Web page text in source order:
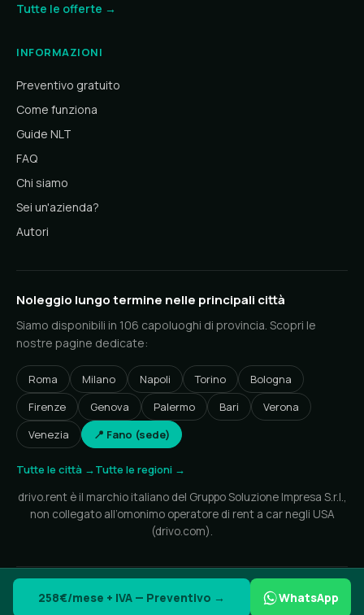
258€/mese + IVA — Preventivo → WhatsApp
Tutte le offerte →
INFORMAZIONI
Preventivo gratuito
Come funziona
Guide NLT
FAQ
Chi siamo
Sei un'azienda?
Autori
Noleggio lungo termine nelle principali città
Siamo disponibili in 106 capoluoghi di provincia. Scopri le
nostre pagine dedicate:
Roma Milano Napoli Torino
Bologna
Firenze
Genova Palermo Bari
Verona
Venezia
📍 Fano (sede)
Tutte le città →Tutte le regioni →
drivo.rent è il marchio italiano del Gruppo Soluzione Impresa S.r.l.,
non collegato all’omonimo operatore di rent a car negli USA
(drivo.com).
© 2026 drivo.rent — Gruppo Soluzione Impresa S.r.l. • P.IVA IT05252350870
Privacy CookieNote legaliSitemap